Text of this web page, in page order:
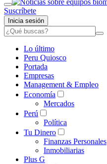
Suscríbete
Inicia sesión
Lo último
Peru Quiosco
Portada
Empresas
Management & Empleo
Economía
Mercados
Perú
Política
Tu Dinero
Finanzas Personales
Inmobiliarias
Plus G